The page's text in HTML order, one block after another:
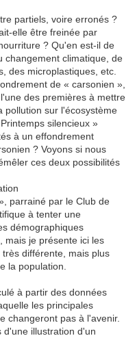
partiels, voire erronés ?
elle être freinée par
? Qu'en est-il de
changement climatique, de
des microplastiques, etc.
de « carsonien »,
des premières à mettre
pollution sur l'écosystème
silencieux »
à un effondrement
? Voyons si nous
ces deux possibilités
parrainé par le Club de
à tenter une
démographiques
mais je présente ici les
différente, mais plus
la population.
à partir des données
les principales
changeront pas à l'avenir.
d'une illustration d'un